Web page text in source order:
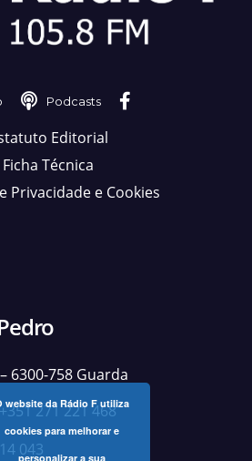
Podcasts
Editorial
Ficha Técnica
Privacidade e Cookies
6300-758 Guarda
271 221 468
043
website da Rádio F utiliza
cookies para melhorar e
personalizar a sua